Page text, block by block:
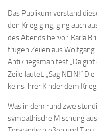
Das Publikum verstand
den Krieg ging, ging auch
des Abends hervor. Karla
trugen Zeilen aus
Antikriegsmanifest „Da
Zeile lautet: „Sag NEIN!“
keins ihrer Kinder dem
Was in dem rund
sympathische Mischung